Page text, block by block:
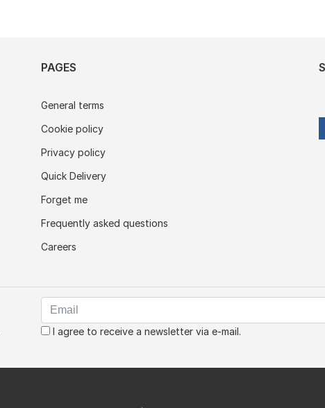
PAGES
General terms
Cookie policy
Privacy policy
Quick Delivery
Forget me
Frequently asked questions
Careers
I agree to receive a newsletter via e-mail.